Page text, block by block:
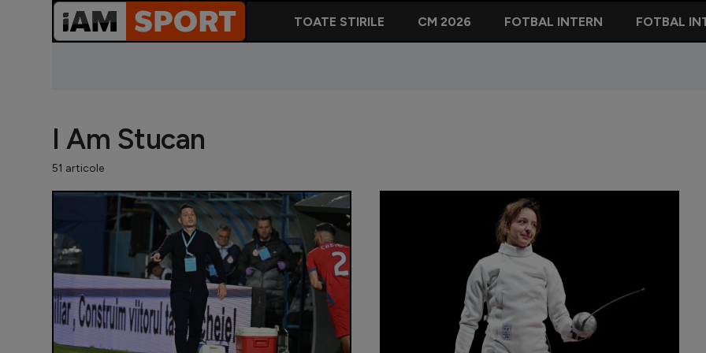
TOATE STIRILE CM 2026 FOTBAL INTERN FOTBAL
I Am Stucan
51 articole
Rădoi